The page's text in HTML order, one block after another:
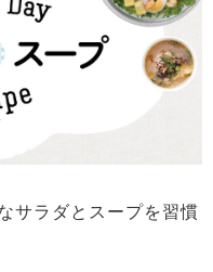
サラダとスープを習慣